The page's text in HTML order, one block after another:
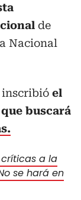
de
Nacional
inscribió el
buscará
a la
se hará en